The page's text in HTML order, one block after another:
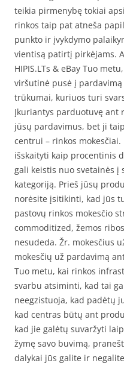
teikia pirmenybę tokiai
rinkos taip pat atneša
punkto ir įvykdymo
vientisą patirtį pirkėjams.
HIPIS.LTs & eBay Tuo
viršutinė pusė į
trūkumai, kuriuos turi
Įkuriantys parduotuvę ant
jūsų pardavimus, bet ji
centrui – rinkos
išskaityti kaip procentinis
gali keistis nuo svetainės į
kategoriją. Prieš jūsų
norėsite įsitikinti, kad jūs
pastovų rinkos mokesčio
commoditized, žemos
nesudeda. Žr. mokesčius
mokesčių už pardavimą
Tuo metu, kai rinkos
svarbu atsiminti, kad tai
neegzistuoja, kad padėtų
kad centras būtų ant
kad jie galėtų suvaržyti
žymę savo buvimą,
dalykai jūs galite ir